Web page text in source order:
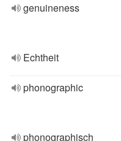
genuineness
Echtheit
phonographic
phonographisch